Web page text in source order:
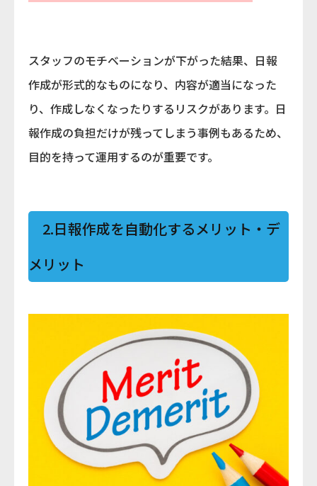
スタッフのモチベーションが下がった結果、日報
作成が形式的なものになり、内容が適当になった
り、作成しなくなったりするリスクがあります。日
報作成の負担だけが残ってしまう事例もあるため、
目的を持って運用するのが重要です。
2.日報作成を自動化するメリット・デ
メリット